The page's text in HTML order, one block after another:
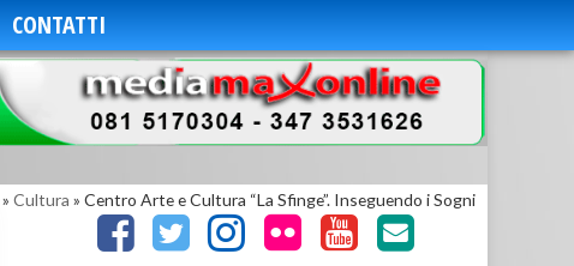
CONTATTI
» Cultura » Centro Arte e Cultura “La Sfinge”. Inseguendo i Sogni